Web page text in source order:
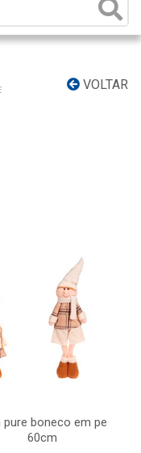
VOLTAR
pure boneco em pe
60cm